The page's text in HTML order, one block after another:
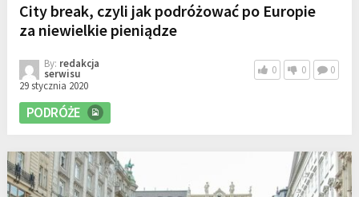
City break, czyli jak podróżować po Europie
za niewielkie pieniądze
By: redakcja
serwisu
29 stycznia 2020
0 0 0
PODRÓŻE